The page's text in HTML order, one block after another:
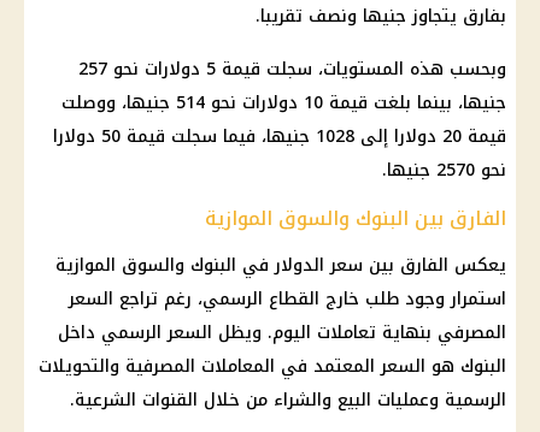
بفارق يتجاوز جنيها ونصف تقريبا.
وبحسب هذه المستويات، سجلت قيمة 5 دولارات نحو 257
جنيها، بينما بلغت قيمة 10 دولارات نحو 514 جنيها، ووصلت
قيمة 20 دولارا إلى 1028 جنيها، فيما سجلت قيمة 50 دولارا
نحو 2570 جنيها.
الفارق بين البنوك والسوق الموازية
يعكس الفارق بين سعر الدولار في البنوك والسوق الموازية
استمرار وجود طلب خارج القطاع الرسمي، رغم تراجع السعر
المصرفي بنهاية تعاملات اليوم. ويظل السعر الرسمي داخل
البنوك هو السعر المعتمد في المعاملات المصرفية والتحويلات
الرسمية وعمليات البيع والشراء من خلال القنوات الشرعية.